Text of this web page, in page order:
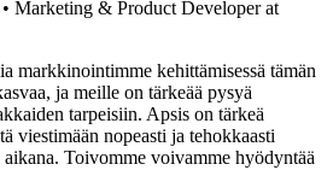
markkinointimme kehittämisessä tämän
ja meille on tärkeää pysyä
tarpeisiin. Apsis on tärkeä
viestimään nopeasti ja tehokkaasti
Toivomme voivamme hyödyntää